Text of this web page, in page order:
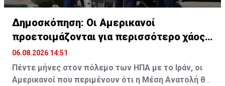
Δημοσκόπηση: Οι Αμερικανοί
προετοιμάζονται για περισσότερο χάος
στη Μ. Ανατολή
06.08.2026 14:51
Πέντε μήνες στον πόλεμο των ΗΠΑ με το Ιράν, οι
Αμερικανοί που περιμένουν ότι η Μέση Ανατολή θα